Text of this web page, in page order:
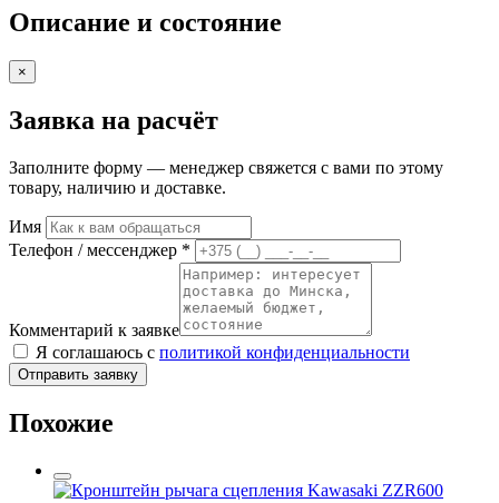
Описание и состояние
×
Заявка на расчёт
Заполните форму — менеджер свяжется с вами по этому
товару, наличию и доставке.
Имя
Телефон / мессенджер *
Комментарий к заявке
Я соглашаюсь с политикой конфиденциальности
Отправить заявку
Похожие